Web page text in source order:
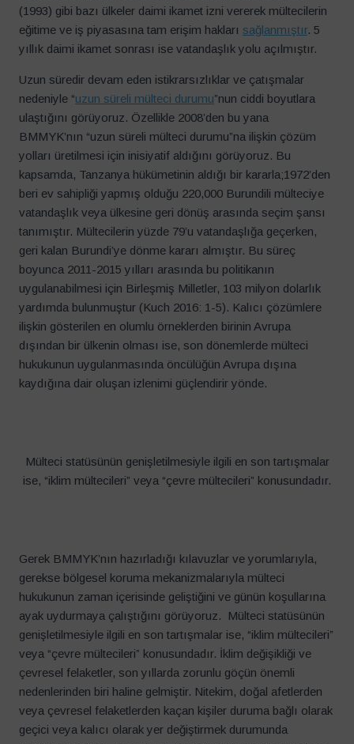
(1993) gibi bazı ülkeler daimi ikamet izni vererek mültecilerin
eğitime ve iş piyasasına tam erişim hakları sağlanmıştır. 5
yıllık daimi ikamet sonrası ise vatandaşlık yolu açılmıştır.
Uzun süredir devam eden istikrarsızlıklar ve çatışmalar
nedeniyle “uzun süreli mülteci durumu”nun ciddi boyutlara
ulaştığını görüyoruz. Özellikle 2008’den bu yana
BMMYK’nın “uzun süreli mülteci durumu”na ilişkin çözüm
yolları üretilmesi için inisiyatif aldığını görüyoruz. Bu
kapsamda, Tanzanya hükümetinin aldığı bir kararla;1972’den
beri ev sahipliği yapmış olduğu 220,000 Burundili mülteciye
vatandaşlık veya ülkesine geri dönüş arasında seçim şansı
tanımıştır. Mültecilerin yüzde 79’u vatandaşlığa geçerken,
geri kalan Burundi’ye dönme kararı almıştır. Bu süreç
boyunca 2011-2015 yılları arasında bu politikanın
uygulanabilmesi için Birleşmiş Milletler, 103 milyon dolarlık
yardımda bulunmuştur (Kuch 2016: 1-5). Kalıcı çözümlere
ilişkin gösterilen en olumlu örneklerden birinin Avrupa
dışından bir ülkenin olması ise, son dönemlerde mülteci
hukukunun uygulanmasında öncülüğün Avrupa dışına
kaydığına dair oluşan izlenimi güçlendirir yönde.
Mülteci statüsünün genişletilmesiyle ilgili en son tartışmalar
ise, “iklim mültecileri” veya “çevre mültecileri” konusundadır.
Gerek BMMYK’nın hazırladığı kılavuzlar ve yorumlarıyla,
gerekse bölgesel koruma mekanizmalarıyla mülteci
hukukunun zaman içerisinde geliştiğini ve günün koşullarına
ayak uydurmaya çalıştığını görüyoruz. Mülteci statüsünün
genişletilmesiyle ilgili en son tartışmalar ise, “iklim mültecileri”
veya “çevre mültecileri” konusundadır. İklim değişikliği ve
çevresel felaketler, son yıllarda zorunlu göçün önemli
nedenlerinden biri haline gelmiştir. Nitekim, doğal afetlerden
veya çevresel felaketlerden kaçan kişiler duruma bağlı olarak
geçici veya kalıcı olarak yer değiştirmek durumunda